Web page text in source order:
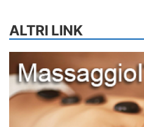
ALTRI LINK